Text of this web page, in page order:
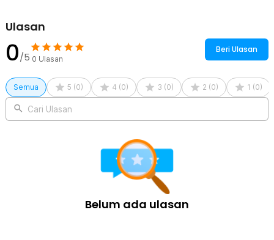
Ulasan
0/5 0 Ulasan
Beri Ulasan
Semua 5 (0) 4 (0) 3 (0) 2 (0) 1 (0)
Cari Ulasan
Belum ada ulasan